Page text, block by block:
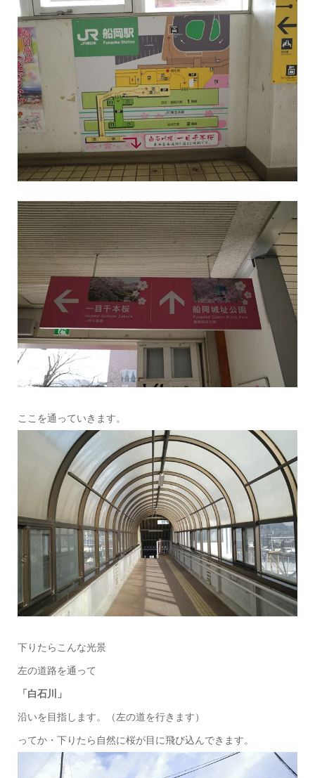
ここを通っていきます。
下りたらこんな光景
左の道路を通って
「白石川」
沿いを目指します。（左の道を行きます）
ってか・下りたら自然に桜が目に飛び込んできます。